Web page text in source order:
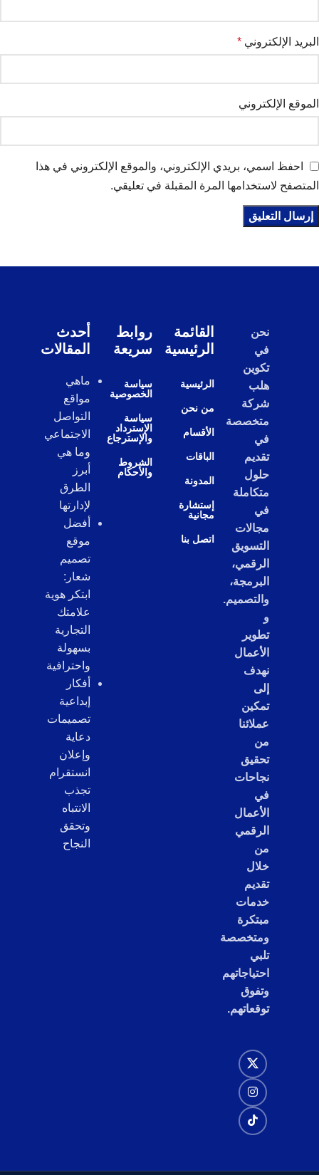
البريد الإلكتروني *
الموقع الإلكتروني
احفظ اسمي، بريدي الإلكتروني، والموقع الإلكتروني في هذا
المتصفح لاستخدامها المرة المقبلة في تعليقي.
نحن
في
تكوين
هلب
شركة
متخصصة
في
تقديم
حلول
متكاملة
في
مجالات
التسويق
الرقمي،
البرمجة،
والتصميم.
و
تطوير
الأعمال
نهدف
إلى
تمكين
عملائنا
من
تحقيق
نجاحات
في
الأعمال
الرقمي
من
خلال
تقديم
خدمات
مبتكرة
ومتخصصة
تلبي
احتياجاتهم
وتفوق
توقعاتهم.
القائمة
الرئيسية
الرئيسية
من نحن
الأقسام
الباقات
المدونة
إستشارة
مجانية
اتصل بنا
روابط
سريعة
سياسة
الخصوصية
سياسة
الإسترداد
والإسترجاع
الشروط
والأحكام
أحدث
المقالات
ماهي
مواقع
التواصل
الاجتماعي
وما هي
أبرز
الطرق
لإدارتها
أفضل
موقع
تصميم
شعار:
ابتكر هوية
علامتك
التجارية
بسهولة
واحترافية
أفكار
إبداعية
تصميمات
دعاية
وإعلان
انستقرام
تجذب
الانتباه
وتحقق
النجاح